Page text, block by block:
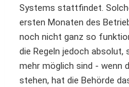
Systems stattfindet.
ersten Monaten des
noch nicht ganz so
die Regeln jedoch absolut,
mehr möglich sind - wenn
stehen, hat die Behörde